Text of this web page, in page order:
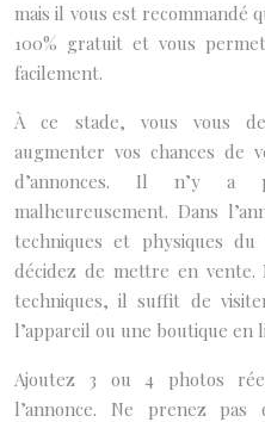
mais il vous est recommandé
100% gratuit et vous
facilement.
À ce stade, vous vous
augmenter vos chances de
d’annonces. Il n’y a
malheureusement. Dans
techniques et physiques
décidez de mettre en vente.
techniques, il suffit de
l’appareil ou une boutique en
Ajoutez 3 ou 4 photos
l’annonce. Ne prenez